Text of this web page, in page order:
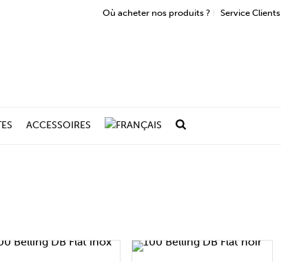
Où acheter nos produits ? Service Clients
ACCESSOIRES